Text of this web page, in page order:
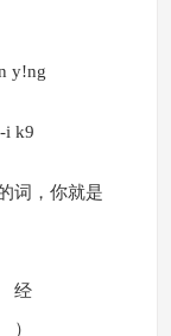
y!ng
i k9
词，你就是